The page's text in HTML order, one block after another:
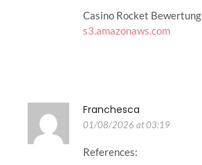
Casino Rocket Bewertung
s3.amazonaws.com
Franchesca
01/08/2026 at 03:19
References: